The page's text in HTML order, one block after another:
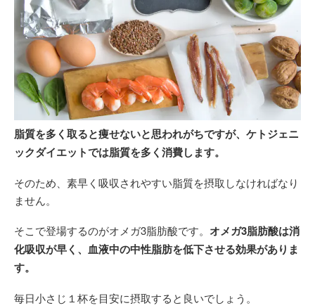
脂質を多く取ると痩せないと思われがちですが、ケトジェニ
ックダイエットでは脂質を多く消費します。
そのため、素早く吸収されやすい脂質を摂取しなければなり
ません。
そこで登場するのがオメガ3脂肪酸です。 オメガ3脂肪酸は消
化吸収が早く、血液中の中性脂肪を低下させる効果がありま
す。
毎日小さじ１杯を目安に摂取すると良いでしょう。